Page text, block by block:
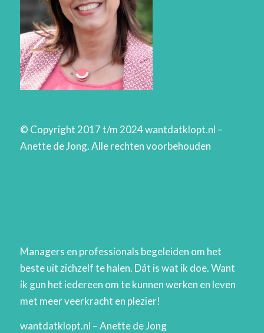
© Copyright 2017 t/m 2024 wantdatklopt.nl –
Anette de Jong. Alle rechten voorbehouden
Managers en professionals begeleiden om het
beste uit zichzelf te halen. Dát is wat ik doe. Want
ik gun het iedereen om te kunnen werken en leven
met meer veerkracht en plezier!
wantdatklopt.nl – Anette de Jong